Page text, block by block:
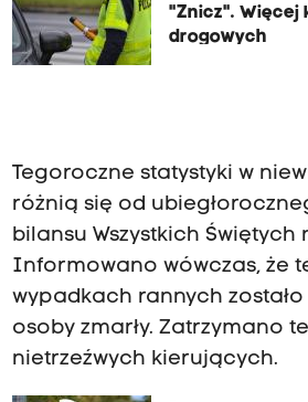
"Znicz". Więcej
drogowych
Tegoroczne statystyki w
różnią się od
bilansu Wszystkich
Informowano wówczas, że
wypadkach rannych zostało
osoby zmarły. Zatrzymano
nietrzeźwych kierujących.